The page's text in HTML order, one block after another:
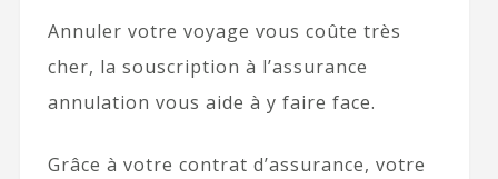
Annuler votre voyage vous coûte très
cher, la souscription à l’assurance
annulation vous aide à y faire face.
Grâce à votre contrat d’assurance, votre